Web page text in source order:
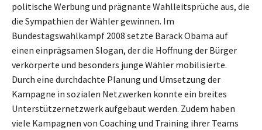
politische Werbung und prägnante Wahlleitsprüche aus, die
die Sympathien der Wähler gewinnen. Im
Bundestagswahlkampf 2008 setzte Barack Obama auf
einen einprägsamen Slogan, der die Hoffnung der Bürger
verkörperte und besonders junge Wähler mobilisierte.
Durch eine durchdachte Planung und Umsetzung der
Kampagne in sozialen Netzwerken konnte ein breites
Unterstützernetzwerk aufgebaut werden. Zudem haben
viele Kampagnen von Coaching und Training ihrer Teams